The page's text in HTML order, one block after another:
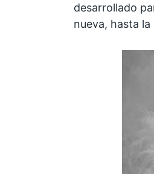
desarrollado
nueva, hasta